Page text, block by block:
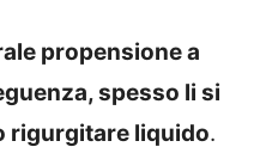
propensione a
spesso li si
rigurgitare liquido.